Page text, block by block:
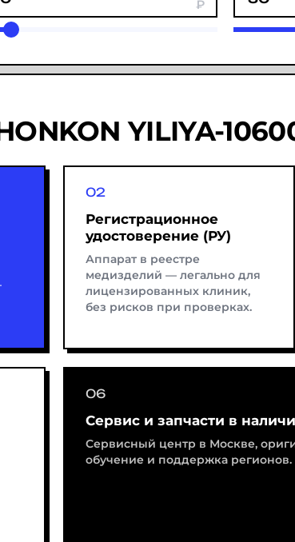
YILIYA-
Регистрационное
удостоверение (РУ)
Аппарат в реестре
медизделий — легально для
лицензированных клиник,
без рисков при проверках.
Сервис и запчасти в
Сервисный центр в Москве,
обучение и поддержка регионов.